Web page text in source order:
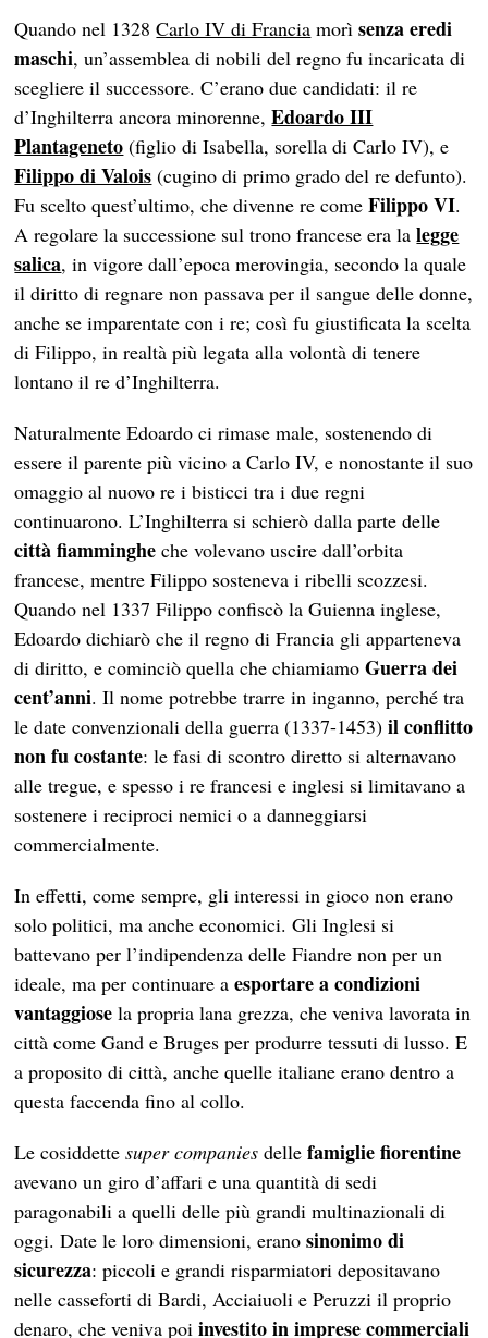
Quando nel 1328Carlo IV di Francia morìsenza eredi
maschi, un’assemblea di nobili del regno fu incaricata di
scegliere il successore. C’erano due candidati: il re
d’Inghilterra ancora minorenne,Edoardo III
Plantageneto (figlio di Isabella, sorella di Carlo IV), e
Filippo di Valois (cugino di primo grado del re defunto).
Fu scelto quest’ultimo, che divenne re comeFilippo VI.
A regolare la successione sul trono francese era lalegge
salica, in vigore dall’epoca merovingia, secondo la quale
il diritto di regnare non passava per il sangue delle donne,
anche se imparentate con i re; così fu giustificata la scelta
di Filippo, in realtà più legata alla volontà di tenere
lontano il re d’Inghilterra.
Naturalmente Edoardo ci rimase male, sostenendo di
essere il parente più vicino a Carlo IV, e nonostante il suo
omaggio al nuovo re i bisticci tra i due regni
continuarono. L’Inghilterra si schierò dalla parte delle
città fiamminghe che volevano uscire dall’orbita
francese, mentre Filippo sosteneva i ribelli scozzesi.
Quando nel 1337 Filippo confiscò la Guienna inglese,
Edoardo dichiarò che il regno di Francia gli apparteneva
di diritto, e cominciò quella che chiamiamoGuerra dei
cent’anni. Il nome potrebbe trarre in inganno, perché tra
le date convenzionali della guerra (1337-1453)il conflitto
non fu costante: le fasi di scontro diretto si alternavano
alle tregue, e spesso i re francesi e inglesi si limitavano a
sostenere i reciproci nemici o a danneggiarsi
commercialmente.
In effetti, come sempre, gli interessi in gioco non erano
solo politici, ma anche economici. Gli Inglesi si
battevano per l’indipendenza delle Fiandre non per un
ideale, ma per continuare aesportare a condizioni
vantaggiose la propria lana grezza, che veniva lavorata in
città come Gand e Bruges per produrre tessuti di lusso. E
a proposito di città, anche quelle italiane erano dentro a
questa faccenda fino al collo.
Le cosiddettesuper companiesdellefamiglie fiorentine
avevano un giro d’affari e una quantità di sedi
paragonabili a quelli delle più grandi multinazionali di
oggi. Date le loro dimensioni, eranosinonimo di
sicurezza: piccoli e grandi risparmiatori depositavano
nelle casseforti di Bardi, Acciaiuoli e Peruzzi il proprio
denaro, che veniva poiinvestito in imprese commerciali